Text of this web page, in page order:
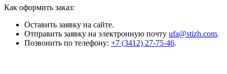
Как оформить заказ:
Оставить заявку на сайте.
Отправить заявку на электронную почту ufa@stizh.com.
Позвонить по телефону: +7 (3412) 27-75-46.